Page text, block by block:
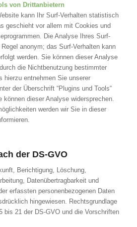
von Drittanbietern
kann Ihr Surf-Verhalten statistisch
geschieht vor allem mit Cookies und
Die Analyse Ihres Surf-
anonym; das Surf-Verhalten kann
werden. Sie können dieser Analyse
die Nichtbenutzung bestimmter
hierzu entnehmen Sie unserer
der Überschrift “Plugins und Tools“
können dieser Analyse widersprechen.
werden wir Sie in dieser
der DS-GVO
Berichtigung, Löschung,
Datenübertragbarkeit und
erfassten personenbezogenen Daten
hingewiesen. Rechtsgrundlage
bis 21 der DS-GVO und die Vorschriften